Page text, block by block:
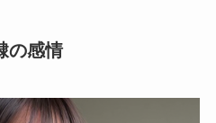
の感情